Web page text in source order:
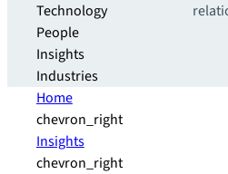
Technology
People
Insights
Industries
Home
chevron_right
Insights
chevron_right